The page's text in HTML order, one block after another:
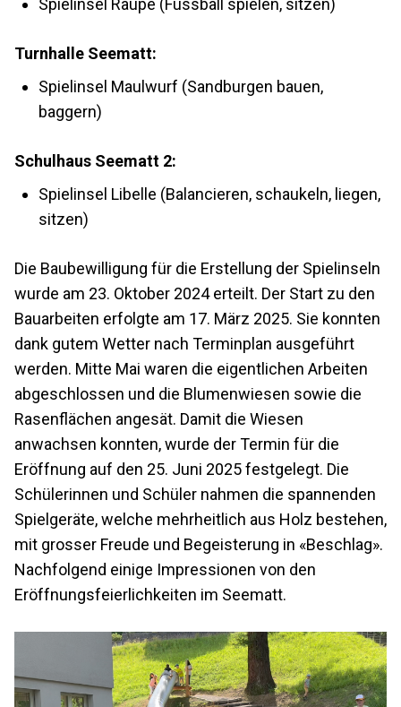
Spielinsel Raupe (Fussball spielen, sitzen)
Turnhalle Seematt:
Spielinsel Maulwurf (Sandburgen bauen,
baggern)
Schulhaus Seematt 2:
Spielinsel Libelle (Balancieren, schaukeln, liegen,
sitzen)
Die Baubewilligung für die Erstellung der Spielinseln
wurde am 23. Oktober 2024 erteilt. Der Start zu den
Bauarbeiten erfolgte am 17. März 2025. Sie konnten
dank gutem Wetter nach Terminplan ausgeführt
werden. Mitte Mai waren die eigentlichen Arbeiten
abgeschlossen und die Blumenwiesen sowie die
Rasenflächen angesät. Damit die Wiesen
anwachsen konnten, wurde der Termin für die
Eröffnung auf den 25. Juni 2025 festgelegt. Die
Schülerinnen und Schüler nahmen die spannenden
Spielgeräte, welche mehrheitlich aus Holz bestehen,
mit grosser Freude und Begeisterung in «Beschlag».
Nachfolgend einige Impressionen von den
Eröffnungsfeierlichkeiten im Seematt.